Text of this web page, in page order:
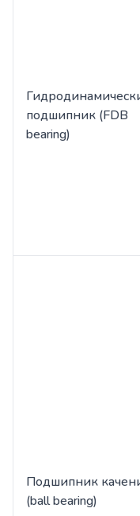
подшипник (FDB
bearing)
Подшипник
(ball bearing)